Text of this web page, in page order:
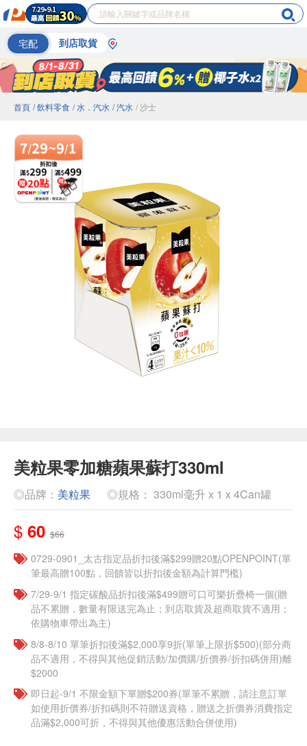
宅配 到店取貨
首頁 / 飲料零食 / 水．汽水 / 汽水 / 沙士
美粒果零加糖蘋果蘇打330ml
◎品牌： 美粒果 ◎規格： 330ml毫升 x 1 x 4Can罐
$ 60 $66
0729-0901_太古指定品折扣後滿$299贈20點OPENPOINT(單
筆最高贈100點，回饋皆以折扣後金額為計算門檻)
7/29-9/1 指定碳酸品折扣後滿$499贈可口可樂折疊椅一個(贈
品不累贈，數量有限送完為止；到店取貨及超商取貨不適用；
依購物車帶出為主)
8/8-8/10 單筆折扣後滿$2,000享9折(單筆上限折$500)(部分商
品不適用，不得與其他促銷活動/加價購/折價券/折扣碼併用)離
$2000
即日起-9/1 不限金額下單贈$200券(單筆不累贈，請注意訂單
如使用折價券/折扣碼則不符贈送資格，贈送之折價券消費指定
品滿$2,000可折，不得與其他優惠活動合併使用)